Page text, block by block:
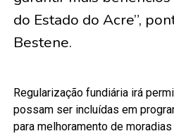
do Estado do Acre”,
Bestene.
Regularização fundiária irá
possam ser incluídas em
para melhoramento de